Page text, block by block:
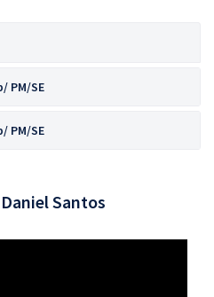
PM/SE
PM/SE
Santos